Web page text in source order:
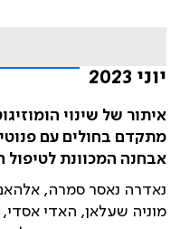
יוני 2023
מתקדם בחולים עם
אבחנה המכוונת
נאדרה נאסר סמרה, אלהאם
מוניה שעלאן, האדי